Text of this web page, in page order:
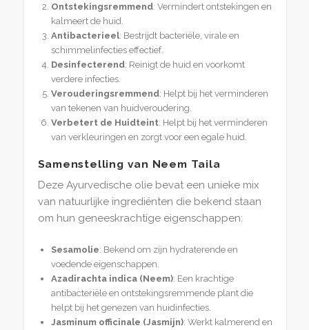
Ontstekingsremmend: Vermindert ontstekingen en
kalmeert de huid.
Antibacterieel: Bestrijdt bacteriële, virale en
schimmelinfecties effectief.
Desinfecterend: Reinigt de huid en voorkomt
verdere infecties.
Verouderingsremmend: Helpt bij het verminderen
van tekenen van huidveroudering.
Verbetert de Huidteint: Helpt bij het verminderen
van verkleuringen en zorgt voor een egale huid.
Samenstelling van Neem Taila
Deze Ayurvedische olie bevat een unieke mix
van natuurlijke ingrediënten die bekend staan
om hun geneeskrachtige eigenschappen:
Sesamolie: Bekend om zijn hydraterende en
voedende eigenschappen.
Azadirachta indica (Neem): Een krachtige
antibacteriële en ontstekingsremmende plant die
helpt bij het genezen van huidinfecties.
Jasminum officinale (Jasmijn): Werkt kalmerend en